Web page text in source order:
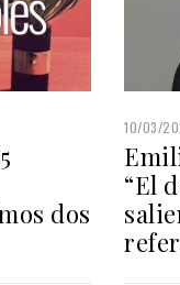
dos
10/03/
“El